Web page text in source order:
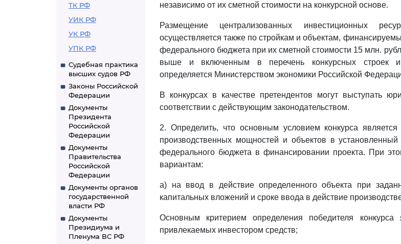
ТК РФ
УИК РФ
УК РФ
УПК РФ
Судебная практика
высших судов РФ
Законы Российской
Федерации
Документы
Президента
Российской
Федерации
Документы
Правительства
Российской
Федерации
Документы органов
государственной
власти РФ
Документы
Президиума и
Пленума ВС РФ
независимо от их сметной стоимости на конкурсной основе.
Размещение централизованных инвестиционных
осуществляется также по стройкам и объектам,
федерального бюджета при их сметной стоимости 15 млн.
выше и включенным в перечень конкурсных строек и
определяется Министерством экономики Российской
В конкурсах в качестве претендентов могут выступать
соответствии с действующим законодательством.
2. Определить, что основным условием конкурса
производственных мощностей и объектов в
федерального бюджета в финансировании проекта. При
вариантам:
а) на ввод в действие определенного объекта при
капитальных вложений и сроке ввода в действие
Основным критерием определения победителя
привлекаемых инвестором средств;